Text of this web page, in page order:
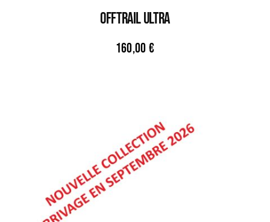
OFFTRAIL ULTRA
160,00 €